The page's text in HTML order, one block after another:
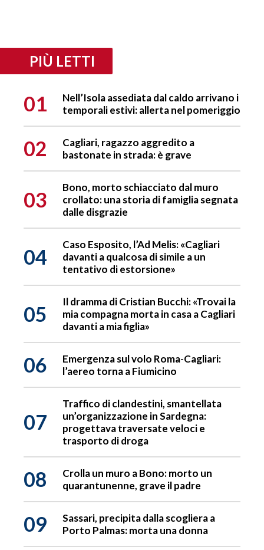
PIÙ LETTI
01
Nell’Isola assediata dal caldo arrivano i
temporali estivi: allerta nel pomeriggio
02
Cagliari, ragazzo aggredito a
bastonate in strada: è grave
03
Bono, morto schiacciato dal muro
crollato: una storia di famiglia segnata
dalle disgrazie
04
Caso Esposito, l’Ad Melis: «Cagliari
davanti a qualcosa di simile a un
tentativo di estorsione»
05
Il dramma di Cristian Bucchi: «Trovai la
mia compagna morta in casa a Cagliari
davanti a mia figlia»
06
Emergenza sul volo Roma-Cagliari:
l’aereo torna a Fiumicino
07
Traffico di clandestini, smantellata
un’organizzazione in Sardegna:
progettava traversate veloci e
trasporto di droga
08
Crolla un muro a Bono: morto un
quarantunenne, grave il padre
09
Sassari, precipita dalla scogliera a
Porto Palmas: morta una donna